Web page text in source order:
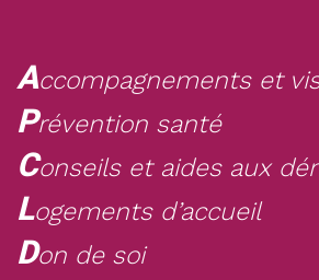
Accompagnements et
Prévention santé
Conseils et aides aux
Logements d’accueil
Don de soi